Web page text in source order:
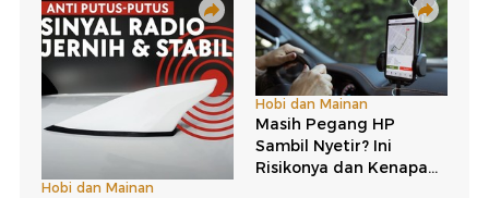
Harga Honda Stylo dan Yamaha Grand Filano Juli
2026, Naik Segini